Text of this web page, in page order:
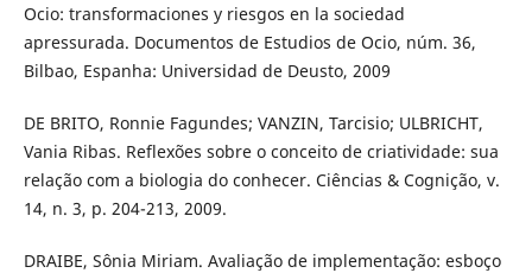
Ocio: transformaciones y riesgos en la sociedad
apressurada. Documentos de Estudios de Ocio, núm. 36,
Bilbao, Espanha: Universidad de Deusto, 2009
DE BRITO, Ronnie Fagundes; VANZIN, Tarcisio; ULBRICHT,
Vania Ribas. Reflexões sobre o conceito de criatividade: sua
relação com a biologia do conhecer. Ciências & Cognição, v.
14, n. 3, p. 204-213, 2009.
DRAIBE, Sônia Miriam. Avaliação de implementação: esboço